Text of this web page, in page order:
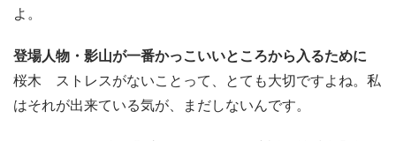
よ。
登場人物・影山が一番かっこいいところから入るために
桜木 ストレスがないことって、とても大切ですよね。私
はそれが出来ている気が、まだしないんです。